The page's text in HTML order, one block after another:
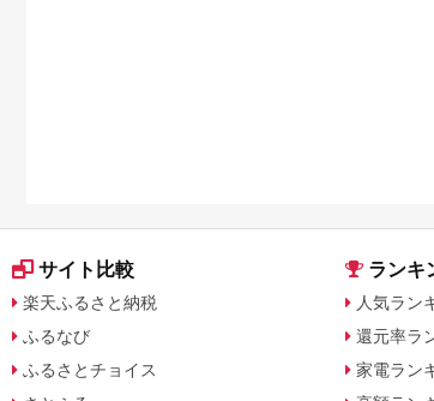
サイト比較
楽天ふるさと納税
ふるなび
ふるさとチョイス
ランキ
人気ラン
還元率ラ
家電ラン